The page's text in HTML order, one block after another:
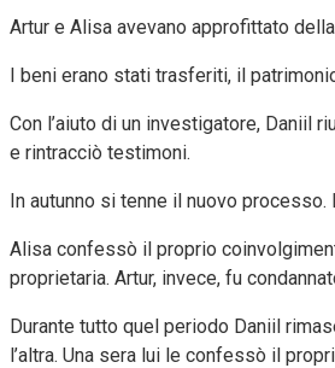
Artur e Alisa avevano approfittato
I beni erano stati trasferiti, il
Con l’aiuto di un investigatore, Daniil
e rintracciò testimoni.
In autunno si tenne il nuovo
Alisa confessò il proprio
proprietaria. Artur, invece, fu
Durante tutto quel periodo Daniil
l’altra. Una sera lui le confessò il